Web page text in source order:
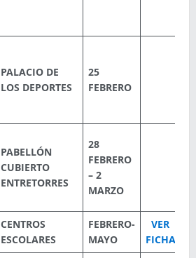
PALACIO DE
LOS DEPORTES
25
FEBRERO
PABELLÓN
CUBIERTO
ENTRETORRES
28
FEBRERO
– 2
MARZO
CENTROS
ESCOLARES
FEBRERO-
MAYO
VER
FICHA